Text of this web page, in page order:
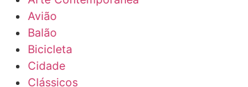
Avião
Balão
Bicicleta
Cidade
Clássicos